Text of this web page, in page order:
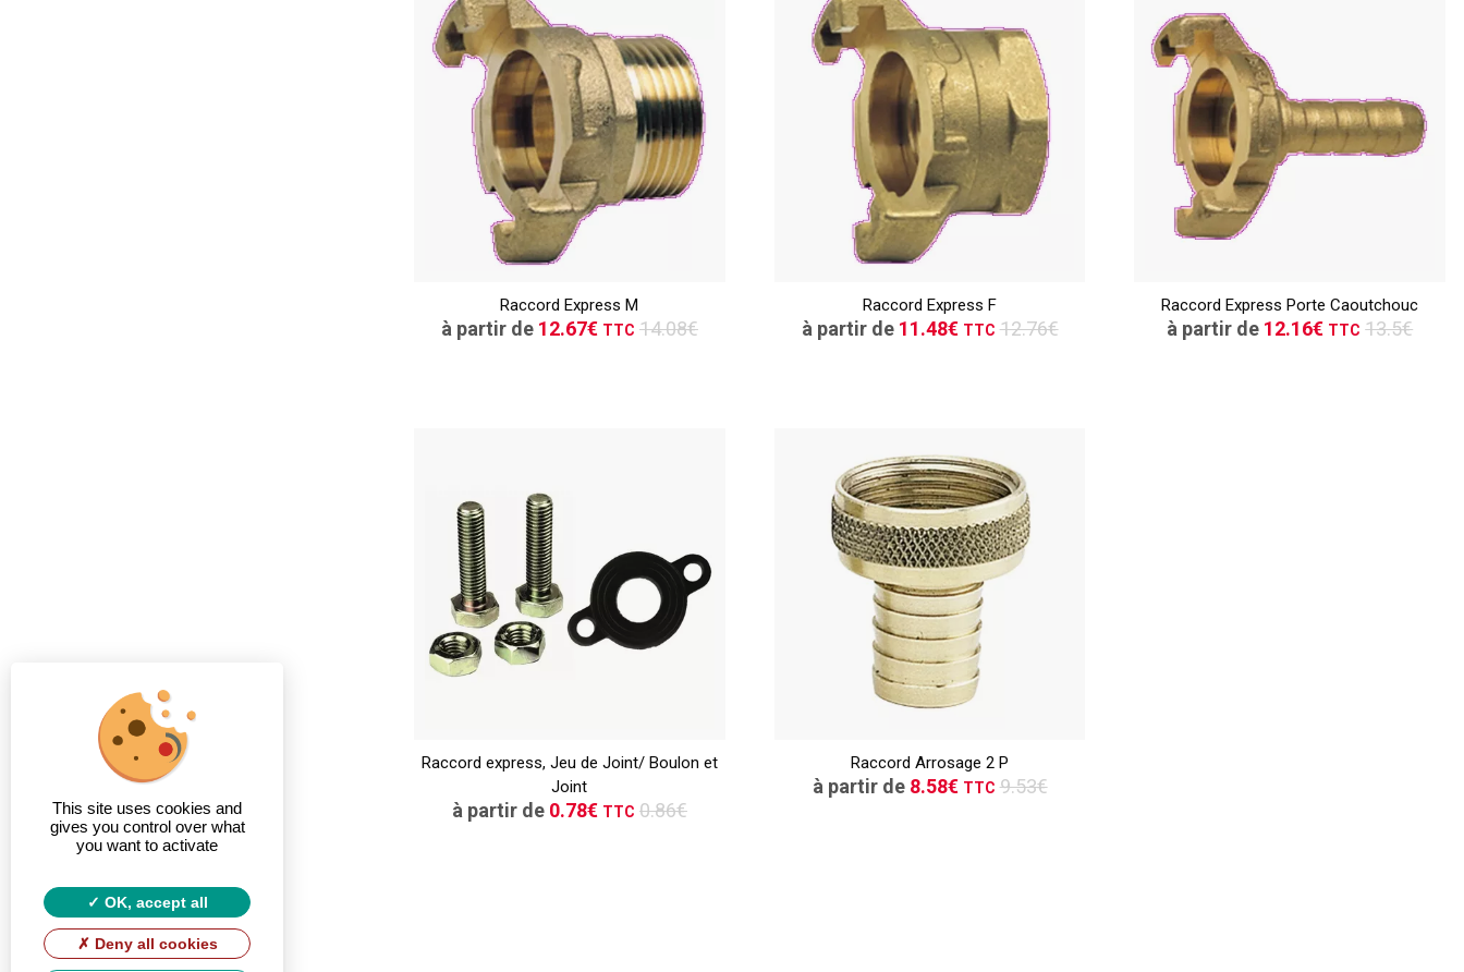
Raccord Express M
à partir de 12.67€ TTC 14.08€
Demande de devis
TTC
Raccord Express F
à partir de 11.48€ TTC 12.76€
Demande de devis
Raccord Express Porte Caoutchouc
à partir de 12.16€ TTC 13.5€
Demande de devis
Raccord express, Jeu de Joint/ Boulon et
Joint
à partir de 0.78€ TTC 0.86€
CONSULTER
Demande de devis
Raccord Arrosage 2 P
à partir de 8.58€ TTC 9.53€
Demande de devis
This site uses cookies and
gives you control over what
you want to activate
OK, accept all
Deny all cookies